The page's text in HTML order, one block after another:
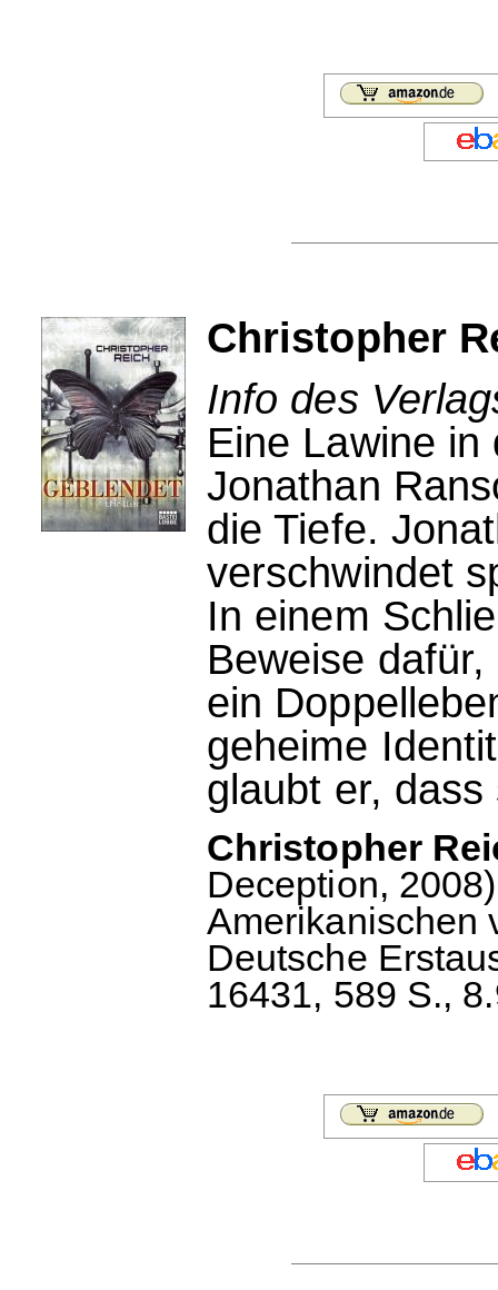
Christopher
Info des
Eine Lawine
Jonathan
die Tiefe.
verschwindet
In einem
Beweise
ein
geheime
glaubt er,
Christopher
Deception,
Amerikanischen
Deutsche
16431, 589 S.,